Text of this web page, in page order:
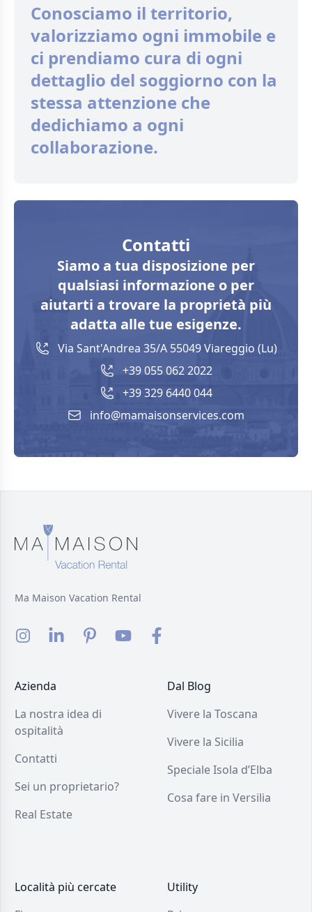
Conosciamo il territorio,
valorizziamo ogni immobile e
ci prendiamo cura di ogni
dettaglio del soggiorno con la
stessa attenzione che
dedichiamo a ogni
collaborazione.
Contatti
Siamo a tua disposizione per
qualsiasi informazione o per
aiutarti a trovare la proprietà più
adatta alle tue esigenze.
Via Sant'Andrea 35/A 55049 Viareggio (Lu)
+39 055 062 2022
+39 329 6440 044
info@mamaisonservices.com
Ma Maison Vacation Rental
Azienda
La nostra idea di
ospitalità
Contatti
Sei un proprietario?
Real Estate
Dal Blog
Vivere la Toscana
Vivere la Sicilia
Speciale Isola d’Elba
Cosa fare in Versilia
Località più cercate
Utility